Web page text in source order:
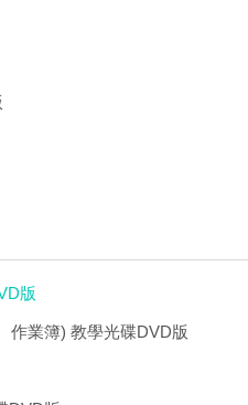
版
作業簿) 教學光碟DVD版